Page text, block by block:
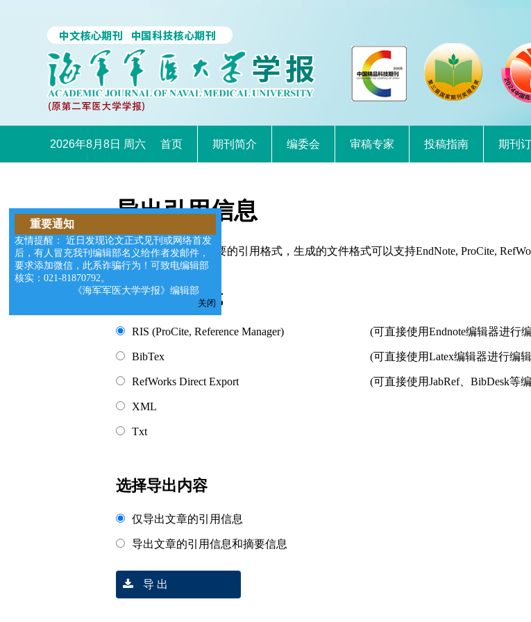
2026年8月8日 周六 首页 期刊简介 编委会 审稿专家 投稿指南 期刊
导出引用信息
您可以选择适合您需要的引用格式，生成的文件格式可以支持EndNote, ProCite,
请选择导出格式
RIS (ProCite, Reference Manager) (可直接使用Endnote编辑器进行
BibTex (可直接使用Latex编辑器进行编
RefWorks Direct Export (可直接使用JabRef、BibDesk等
XML
Txt
选择导出内容
仅导出文章的引用信息
导出文章的引用信息和摘要信息
导 出
重要通知
友情提醒： 近日发现论文正式见刊或网络首发
后，有人冒充我刊编辑部名义给作者发邮件，
要求添加微信，此系诈骗行为！可致电编辑部
核实：021-81870792。
《海军军医大学学报》编辑部
关闭